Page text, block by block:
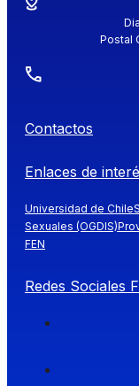
Postal
Contactos
Enlaces de
Universidad de Chile
Sexuales (OGDIS)
FEN
Redes Sociales